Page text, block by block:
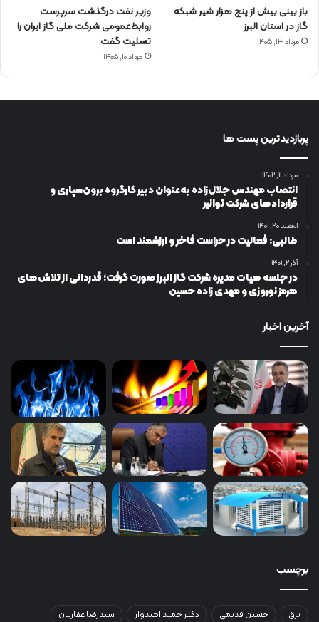
باز بینی بیش از پنج هزار شیر شبکه
گاز در استان البرز
مرداد ۱۳, ۱۴۰۵
وزیر نفت درگذشت سرپرست
روابط‌عمومی شرکت ملی گاز ایران را
تسلیت گفت
مرداد ۱۰, ۱۴۰۵
پربازدیدترین پست ها
مرداد ۱۱, ۱۴۰۲
انتصاب مهندس جلال‌زاده به‌عنوان دبیر كارگروه برون‌سپاری و
قراردادهای شركت توانیر
اسفند ۲۰, ۱۴۰۱
طالبی: فعالیت در حراست فاخر و ارزشمند است
آذر ۲, ۱۴۰۱
در جلسه هیات مدیره شرکت گاز البرز صورت گرفت؛ قدردانی از تلاش‌های
هرمز نوروزی و مهدی زاده حسین
آخرین اخبار
برچسب
برق حسین قدیمی دکتر حمید امیدوار
سیدرضا غفاریان